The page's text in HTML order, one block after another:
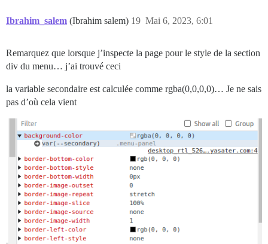
Ibrahim_salem (Ibrahim salem) Mai 6, 2023, 6:01
19
Remarquez que lorsque j’inspecte la page pour le style de la section
div du menu… j’ai trouvé ceci
la variable secondaire est calculée comme rgba(0,0,0,0)… Je ne sais
pas d’où cela vient